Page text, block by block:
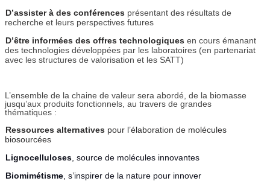
D’assister à des conférences présentant des résultats de
recherche et leurs perspectives futures
D’être informées des offres technologiques en cours émanant
des technologies développées par les laboratoires (en partenariat
avec les structures de valorisation et les SATT)
L’ensemble de la chaine de valeur sera abordé, de la biomasse
jusqu’aux produits fonctionnels, au travers de grandes
thématiques :
Ressources alternatives pour l’élaboration de molécules
biosourcées
Lignocelluloses , source de molécules innovantes
Biomimétisme , s’inspirer de la nature pour innover